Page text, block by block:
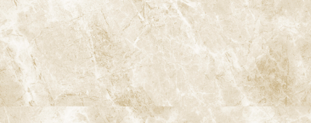
5-3. 今後の課題
しかし、日本ではまだ欧米諸国と比較すると予防の受診率が低
く、定期的なケアを受けている人は限られています。さらに予防
意識を高め、特に若年層からの予防教育を強化する必要がありま